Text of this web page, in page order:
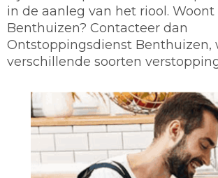
in de aanleg van het riool. Woont
Benthuizen? Contacteer dan
Ontstoppingsdienst Benthuizen,
verschillende soorten